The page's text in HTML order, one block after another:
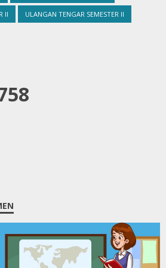
II ULANGAN TENGAR SEMESTER II
58